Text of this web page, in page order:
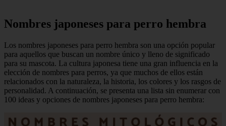
Nombres japoneses para perro hembra
Los nombres japoneses para perro hembra son una opción popular
para aquellos que buscan un nombre único y lleno de significado
para su mascota. La cultura japonesa tiene una gran influencia en la
elección de nombres para perros, ya que muchos de ellos están
relacionados con la naturaleza, la historia, los colores y los rasgos de
personalidad. A continuación, se presenta una lista sin enumerar con
100 ideas y opciones de nombres japoneses para perro hembra: